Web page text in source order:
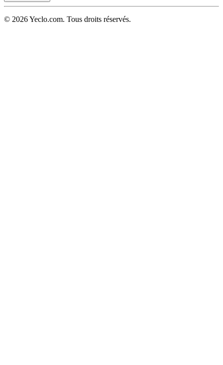
© 2026 Yeclo.com. Tous droits réservés.